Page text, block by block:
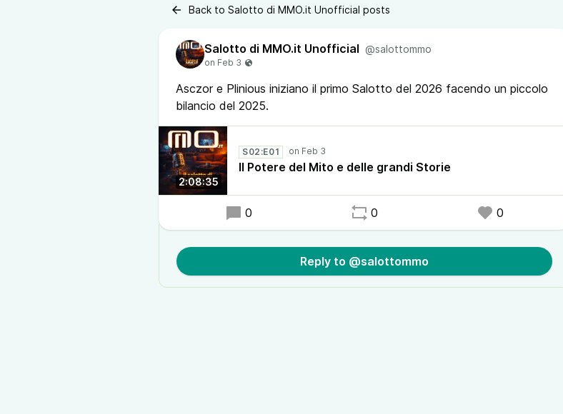
Back to Salotto di MMO.it Unofficial posts
Salotto di MMO.it Unofficial @salottommo
Asczor e Plinious iniziano il primo Salotto del 2026 facendo un piccolo
bilancio del 2025.
2:08:35
S02:E01
Il Potere del Mito e delle grandi Storie
0 0 0
Reply to @salottommo